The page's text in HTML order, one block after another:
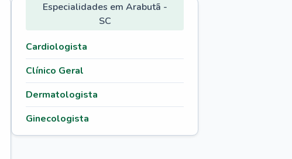
Especialidades em Arabutã -
SC
Cardiologista
Clínico Geral
Dermatologista
Ginecologista